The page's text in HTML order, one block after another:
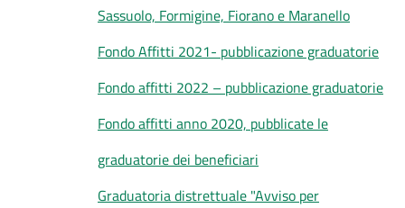
Sassuolo, Formigine, Fiorano e Maranello
Fondo Affitti 2021- pubblicazione graduatorie
Fondo affitti 2022 – pubblicazione graduatorie
Fondo affitti anno 2020, pubblicate le
graduatorie dei beneficiari
Graduatoria distrettuale "Avviso per